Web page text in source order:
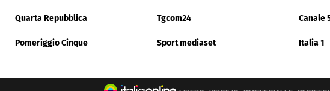
Quarta Repubblica Tgcom24 Canale
Pomeriggio Cinque Sport mediaset Italia 1